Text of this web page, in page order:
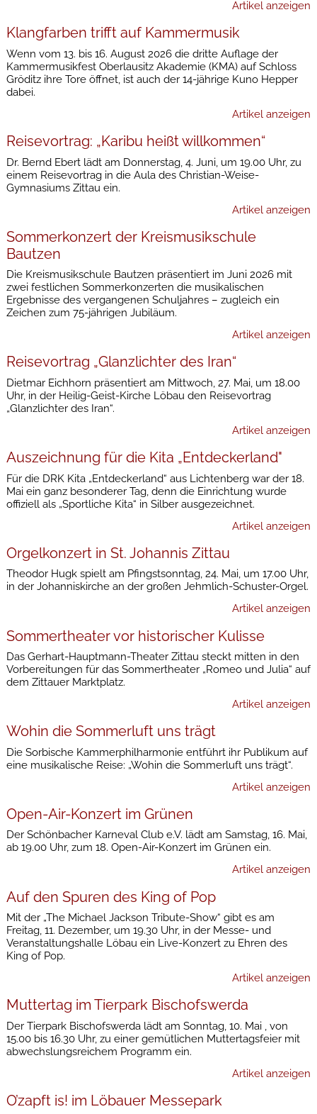
Artikel anzeigen
Klangfarben trifft auf Kammermusik
Wenn vom 13. bis 16. August 2026 die dritte Auflage der
Kammermusikfest Oberlausitz Akademie (KMA) auf Schloss
Gröditz ihre Tore öffnet, ist auch der 14-jährige Kuno Hepper
dabei.
Artikel anzeigen
Reisevortrag: „Karibu heißt willkommen“
Dr. Bernd Ebert lädt am Donnerstag, 4. Juni, um 19.00 Uhr, zu
einem Reisevortrag in die Aula des Christian-Weise-
Gymnasiums Zittau ein.
Artikel anzeigen
Sommerkonzert der Kreismusikschule
Bautzen
Die Kreismusikschule Bautzen präsentiert im Juni 2026 mit
zwei festlichen Sommerkonzerten die musikalischen
Ergebnisse des vergangenen Schuljahres – zugleich ein
Zeichen zum 75-jährigen Jubiläum.
Artikel anzeigen
Reisevortrag „Glanzlichter des Iran“
Dietmar Eichhorn präsentiert am Mittwoch, 27. Mai, um 18.00
Uhr, in der Heilig-Geist-Kirche Löbau den Reisevortrag
„Glanzlichter des Iran“.
Artikel anzeigen
Auszeichnung für die Kita „Entdeckerland"
Für die DRK Kita „Entdeckerland“ aus Lichtenberg war der 18.
Mai ein ganz besonderer Tag, denn die Einrichtung wurde
offiziell als „Sportliche Kita“ in Silber ausgezeichnet.
Artikel anzeigen
Orgelkonzert in St. Johannis Zittau
Theodor Hugk spielt am Pfingstsonntag, 24. Mai, um 17.00 Uhr,
in der Johanniskirche an der großen Jehmlich-Schuster-Orgel.
Artikel anzeigen
Sommertheater vor historischer Kulisse
Das Gerhart-Hauptmann-Theater Zittau steckt mitten in den
Vorbereitungen für das Sommertheater „Romeo und Julia“ auf
dem Zittauer Marktplatz.
Artikel anzeigen
Wohin die Sommerluft uns trägt
Die Sorbische Kammerphilharmonie entführt ihr Publikum auf
eine musikalische Reise: „Wohin die Sommerluft uns trägt“.
Artikel anzeigen
Open-Air-Konzert im Grünen
Der Schönbacher Karneval Club e.V. lädt am Samstag, 16. Mai,
ab 19.00 Uhr, zum 18. Open-Air-Konzert im Grünen ein.
Artikel anzeigen
Auf den Spuren des King of Pop
Mit der „The Michael Jackson Tribute-Show“ gibt es am
Freitag, 11. Dezember, um 19.30 Uhr, in der Messe- und
Veranstaltungshalle Löbau ein Live-Konzert zu Ehren des
King of Pop.
Artikel anzeigen
Muttertag im Tierpark Bischofswerda
Der Tierpark Bischofswerda lädt am Sonntag, 10. Mai , von
15.00 bis 16.30 Uhr, zu einer gemütlichen Muttertagsfeier mit
abwechslungsreichem Programm ein.
Artikel anzeigen
O’zapft is! im Löbauer Messepark